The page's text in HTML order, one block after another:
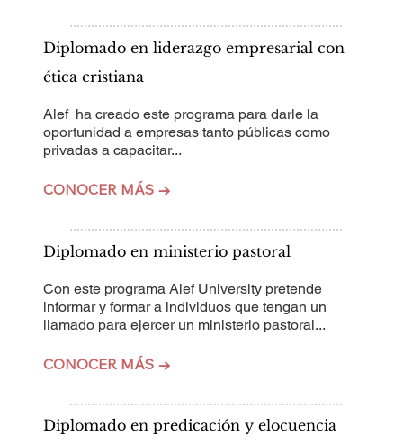
Diplomado en liderazgo empresarial con
ética cristiana
Alef ha creado este programa para darle la
oportunidad a empresas tanto públicas como
privadas a capacitar...
CONOCER MÁS →
Diplomado en ministerio pastoral
Con este programa Alef University pretende
informar y formar a individuos que tengan un
llamado para ejercer un ministerio pastoral...
CONOCER MÁS →
Diplomado en predicación y elocuencia